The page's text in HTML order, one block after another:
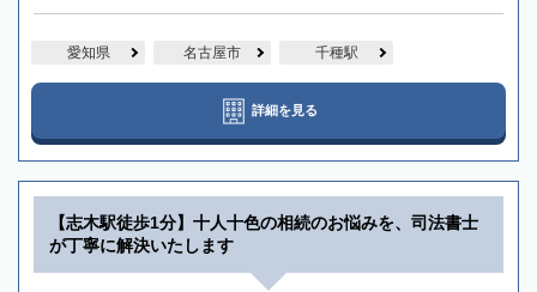
愛知県 名古屋市 千種駅
詳細を見る
【志木駅徒歩1分】十人十色の相続のお悩みを、司法書士
が丁寧に解決いたします